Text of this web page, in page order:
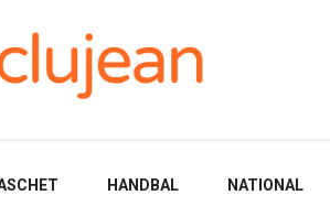
HANDBAL NATIONAL